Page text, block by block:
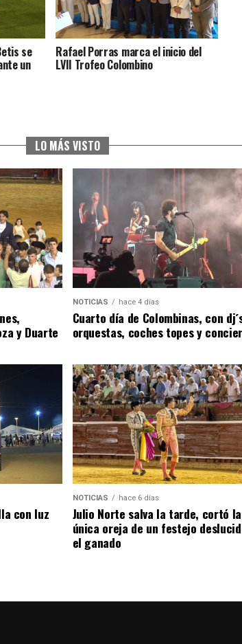
se
un
Rafael Porras marca el inicio del
LVII Trofeo Colombino
LO MÁS VISTO
y Duarte
NOTICIAS hace 4 días
Cuarto día de Colombinas, con
orquestas, coches topes y
con luz
NOTICIAS hace 6 días
Julio Norte salva la tarde, cortó la
única oreja de un festejo
el ganado